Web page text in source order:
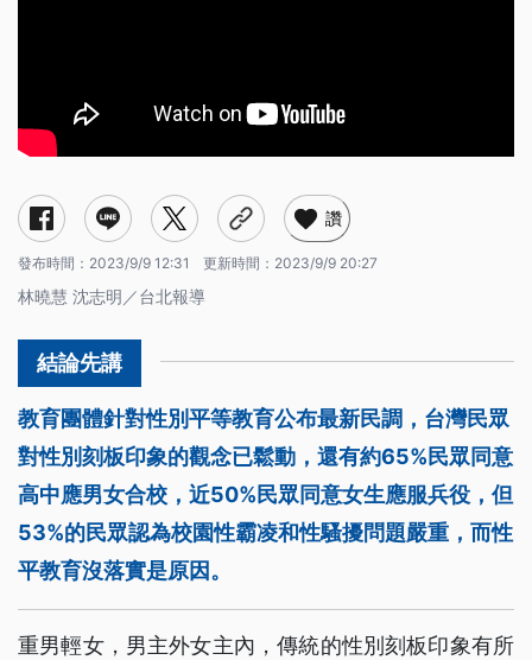
讚
發布時間： 2023/9/9 12:31 更新時間： 2023/9/9 20:27
林曉慧 沈志明／台北報導
教育團體針對性別平等教育公布最新民調，台灣民眾
對性別刻板印象的觀念已鬆動，還有約65%民眾同意
高中應男女合校，近50%民眾同意女生應服兵役，但
53%的民眾認為校園性霸凌和性騷擾問題嚴重，而性
平教育沒落實是原因。
重男輕女，男主外女主內，傳統的性別刻板印象有所